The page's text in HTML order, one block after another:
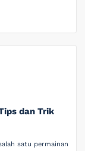
dan Trik
satu permainan